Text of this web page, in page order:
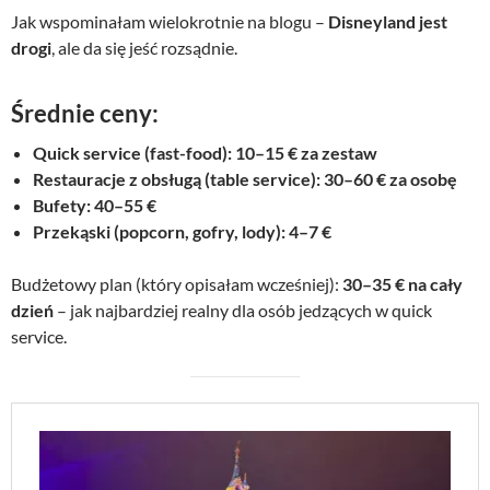
łc
n
o
i
a
:
,
0
0
z
e
o
s
:
9
,
z
ł
Jak wspominałam wielokrotnie na blogu – Disneyland jest
drogi , ale da się jeść rozsądnie.
Średnie ceny:
Quick service (fast-food): 10–15 € za zestaw
Restauracje z obsługą (table service): 30–60 € za osobę
Bufety: 40–55 €
Przekąski (popcorn, gofry, lody): 4–7 €
Budżetowy plan (który opisałam wcześniej): 30–35 € na cały
dzień – jak najbardziej realny dla osób jedzących w quick
service.